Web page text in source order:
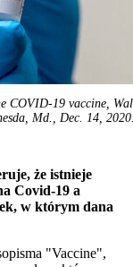
COVID-19 vaccine,
Md., Dec. 14,
że istnieje
Covid-19 a
w którym dana
"Vaccine",